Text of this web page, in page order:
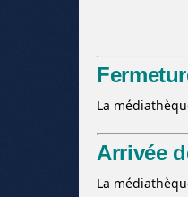
La
Arrivée
La